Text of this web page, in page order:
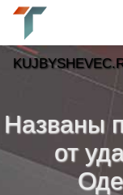
Названы
от
Новости»
Тренды
Рубрики»